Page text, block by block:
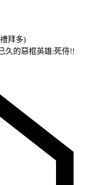
拜多)
久的惡棍英雄:死侍!!